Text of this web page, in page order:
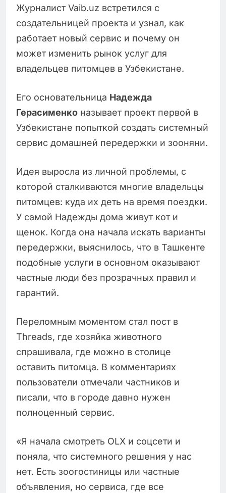
Журналист Vaib.uz встретился с
создательницей проекта и узнал, как
работает новый сервис и почему он
может изменить рынок услуг для
владельцев питомцев в Узбекистане.
Его основательница Надежда
Герасименко называет проект первой в
Узбекистане попыткой создать системный
сервис домашней передержки и зооняни.
Идея выросла из личной проблемы, с
которой сталкиваются многие владельцы
питомцев: куда их деть на время поездки.
У самой Надежды дома живут кот и
щенок. Когда она начала искать варианты
передержки, выяснилось, что в Ташкенте
подобные услуги в основном оказывают
частные люди без прозрачных правил и
гарантий.
Переломным моментом стал пост в
Threads, где хозяйка животного
спрашивала, где можно в столице
оставить питомца. В комментариях
пользователи отмечали частников и
писали, что в городе давно нужен
полноценный сервис.
«Я начала смотреть OLX и соцсети и
поняла, что системного решения у нас
нет. Есть зоогостиницы или частные
объявления, но сервиса, где все